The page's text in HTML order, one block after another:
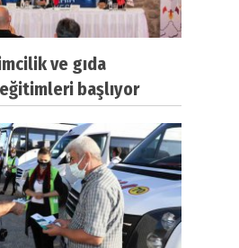
ve gıda
başlıyor